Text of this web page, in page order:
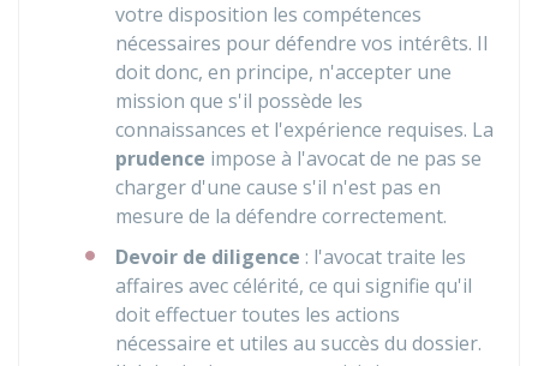
votre disposition les compétences
nécessaires pour défendre vos intérêts. Il
doit donc, en principe, n'accepter une
mission que s'il possède les
connaissances et l'expérience requises. La
prudence impose à l'avocat de ne pas se
charger d'une cause s'il n'est pas en
mesure de la défendre correctement.
Devoir de diligence : l'avocat traite les
affaires avec célérité, ce qui signifie qu'il
doit effectuer toutes les actions
nécessaire et utiles au succès du dossier.